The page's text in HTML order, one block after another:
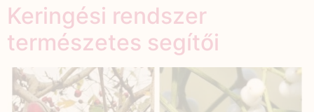
Keringési rendszer
természetes segítői